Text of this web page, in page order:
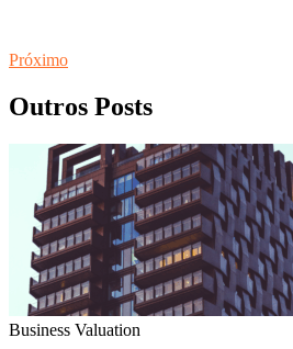
Próximo
Outros Posts
Business Valuation